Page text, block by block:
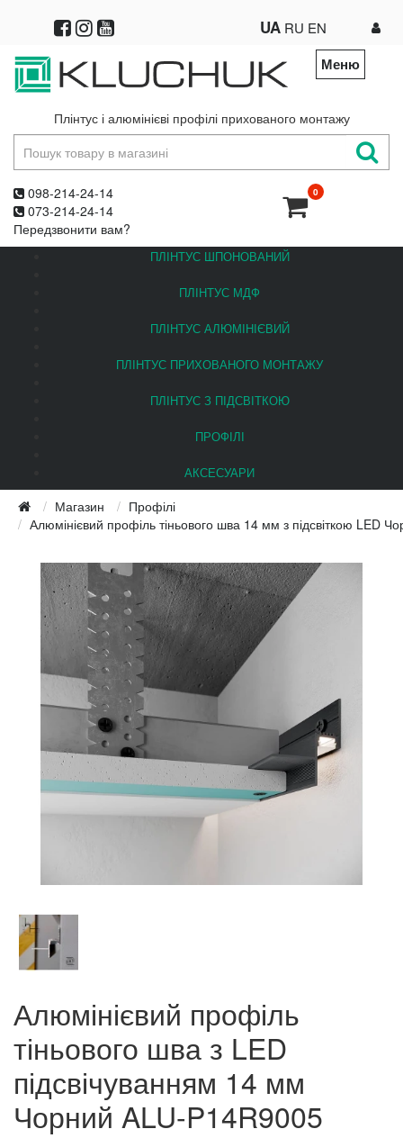
UA RU EN
Меню
Плінтус і алюмінієві профілі прихованого монтажу
098-214-24-14
073-214-24-14
Передзвонити вам?
0
ПЛІНТУС ШПОНОВАНИЙ
ПЛІНТУС МДФ
ПЛІНТУС АЛЮМІНІЄВИЙ
ПЛІНТУС ПРИХОВАНОГО МОНТАЖУ
ПЛІНТУС З ПІДСВІТКОЮ
ПРОФІЛІ
АКСЕСУАРИ
Магазин
Профілі
Алюмінієвий профіль тіньового шва 14 мм з підсвіткою LED
Алюмінієвий профіль
тіньового шва з LED
підсвічуванням 14 мм
Чорний ALU-P14R9005